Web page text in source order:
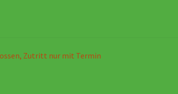
Zutritt nur mit Termin